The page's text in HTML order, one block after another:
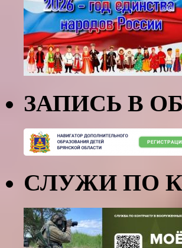
ЗАПИСЬ В
СЛУЖИ ПО